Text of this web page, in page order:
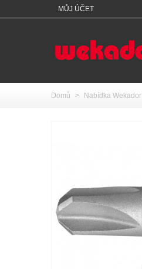
MŮJ ÚČET
Domů > Nabídka Wekador